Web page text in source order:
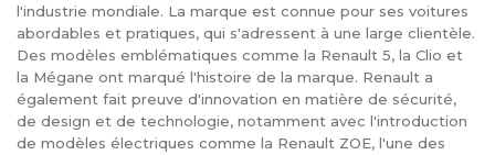
l'industrie mondiale. La marque est connue pour ses voitures
abordables et pratiques, qui s'adressent à une large clientèle.
Des modèles emblématiques comme la Renault 5, la Clio et
la Mégane ont marqué l'histoire de la marque. Renault a
également fait preuve d'innovation en matière de sécurité,
de design et de technologie, notamment avec l'introduction
de modèles électriques comme la Renault ZOE, l'une des